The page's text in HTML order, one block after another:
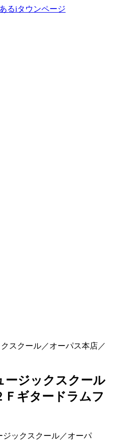
スクール／オーパス本店／
ージックスクール
Ｆギタードラムフ